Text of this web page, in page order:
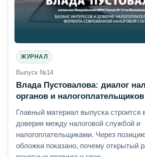
ЖУРНАЛ
Выпуск №14
Влада Пустовалова: диалог
органов и налогоплательщиков
Главный материал выпуска строится
доверия между налоговой службой и
налогоплательщиками. Через
обложки показано, почему открытый